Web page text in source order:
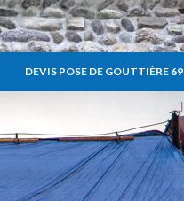
DEVIS POSE DE GOUTTIÈRE 69